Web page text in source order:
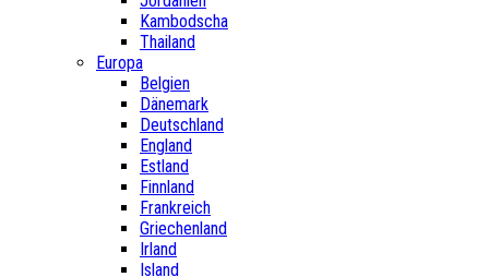
Kambodscha
Thailand
Europa
Belgien
Dänemark
Deutschland
England
Estland
Finnland
Frankreich
Griechenland
Irland
Island